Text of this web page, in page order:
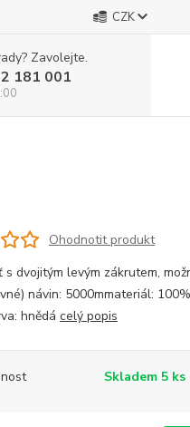
CZK
Zavolejte.
181 001
Ohodnotit produkt
s dvojitým levým zákrutem,
návin: 5000mmateriál:
hnědá celý popis
Skladem 5 ks